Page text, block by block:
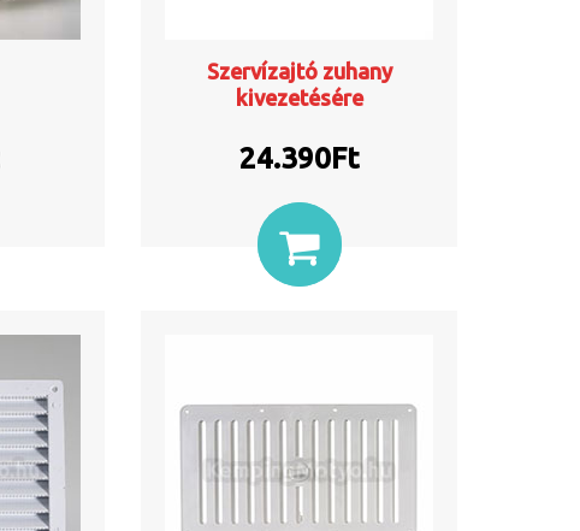
Szervízajtó zuhany
kivezetésére
24.390 Ft